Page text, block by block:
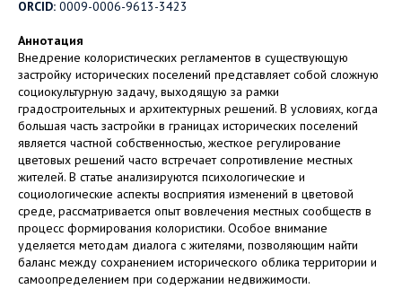
ORCID: 0009-0006-9613-3423
Аннотация
Внедрение колористических регламентов в существующую
застройку исторических поселений представляет собой сложную
социокультурную задачу, выходящую за рамки
градостроительных и архитектурных решений. В условиях, когда
большая часть застройки в границах исторических поселений
является частной собственностью, жесткое регулирование
цветовых решений часто встречает сопротивление местных
жителей. В статье анализируются психологические и
социологические аспекты восприятия изменений в цветовой
среде, рассматривается опыт вовлечения местных сообществ в
процесс формирования колористики. Особое внимание
уделяется методам диалога с жителями, позволяющим найти
баланс между сохранением исторического облика территории и
самоопределением при содержании недвижимости.